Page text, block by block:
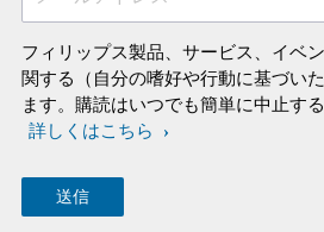
フィリップス製品、サービス、イベ
関する（自分の嗜好や行動に基づい
ます。購読はいつでも簡単に中止す
詳しくはこちら